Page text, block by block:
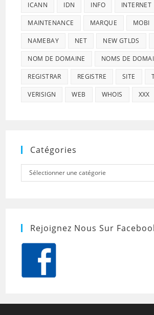
ICANN IDN INFO INTERNET
MAINTENANCE MARQUE MOBI
NAMEBAY NET NEW GTLDS
NOM DE DOMAINE NOMS DE
REGISTRAR REGISTRE SITE
VERISIGN WEB WHOIS XXX
Catégories
Catégories
Sélectionner une catégorie
Rejoignez Nous Sur